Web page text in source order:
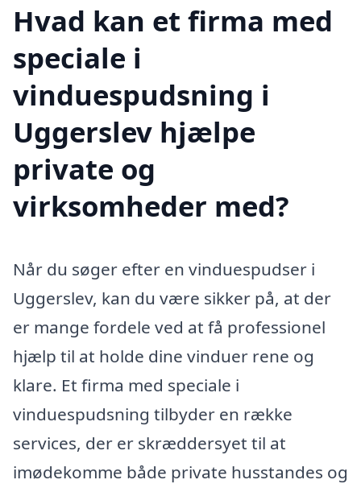
Hvad kan et firma med
speciale i
vinduespudsning i
Uggerslev hjælpe
private og
virksomheder med?
Når du søger efter en vinduespudser i
Uggerslev, kan du være sikker på, at der
er mange fordele ved at få professionel
hjælp til at holde dine vinduer rene og
klare. Et firma med speciale i
vinduespudsning tilbyder en række
services, der er skræddersyet til at
imødekomme både private husstandes og